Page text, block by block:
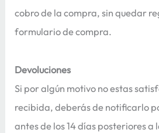
cobro de la compra, sin quedar
formulario de compra.
Devoluciones
Si por algún motivo no estas
recibida, deberás de notificarlo
antes de los 14 días posteriores a